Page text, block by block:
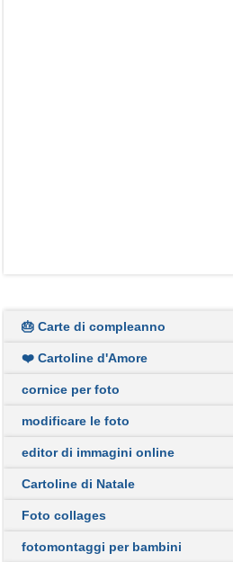
🎂 Carte di compleanno
❤️ Cartoline d'Amore
cornice per foto
modificare le foto
editor di immagini online
Cartoline di Natale
Foto collages
fotomontaggi per bambini